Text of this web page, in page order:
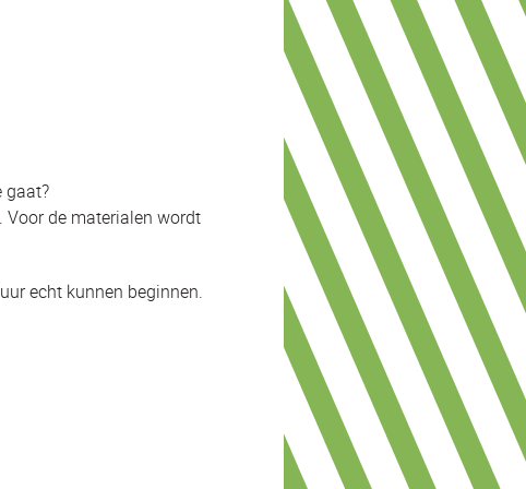
gaat?
Voor de materialen wordt
echt kunnen beginnen.